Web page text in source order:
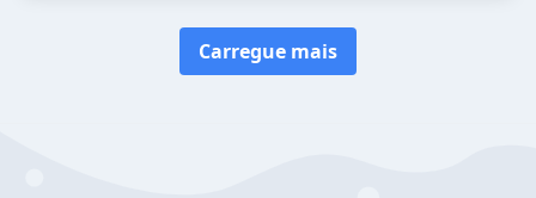
Carregue mais